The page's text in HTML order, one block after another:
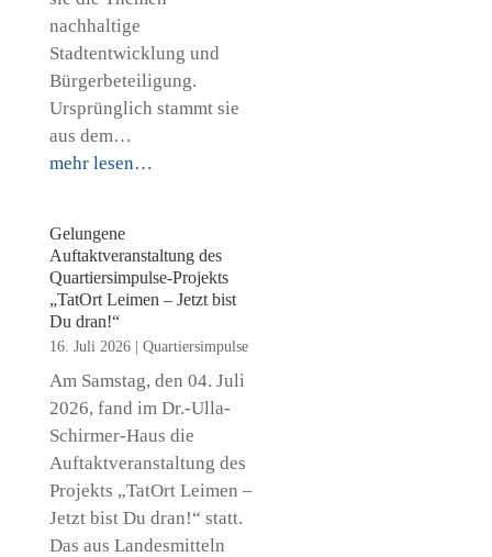
nachhaltige
Stadtentwicklung und
Bürgerbeteiligung.
Ursprünglich stammt sie
aus dem…
mehr lesen…
Gelungene
Auftaktveranstaltung des
Quartiersimpulse-Projekts
„TatOrt Leimen – Jetzt bist
Du dran!“
16. Juli 2026| Quartiersimpulse
Am Samstag, den 04. Juli
2026, fand im Dr.-Ulla-
Schirmer-Haus die
Auftaktveranstaltung des
Projekts „TatOrt Leimen –
Jetzt bist Du dran!“ statt.
Das aus Landesmitteln